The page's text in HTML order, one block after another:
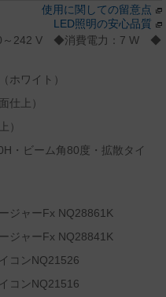
使用に関しての留意点
LED照明の安心品質
～242 V ◆消費電力：7 W ◆
ホワイト）
仕上）
）
・ビーム角80度・拡散タイ
ジャーFx NQ28861K
ジャーFx NQ28841K
コンNQ21526
コンNQ21516